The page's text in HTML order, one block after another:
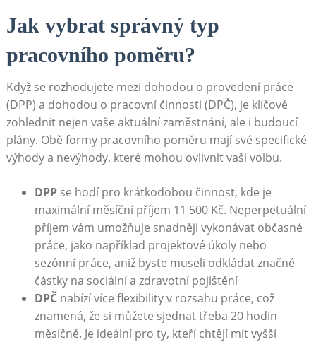
Jak vybrat správný typ
pracovního poměru?
Když se rozhodujete mezi dohodou o provedení práce
(DPP) a dohodou o pracovní činnosti (DPČ), je klíčové
zohlednit nejen vaše aktuální zaměstnání, ale i budoucí
plány. Obě formy pracovního poměru mají své specifické
výhody a nevýhody, které mohou ovlivnit vaši volbu.
DPPse hodí pro krátkodobou činnost, kde je
maximální měsíční příjem 11 500 Kč. Neperpetuální
příjem vám umožňuje snadněji vykonávat občasné
práce, jako například projektové úkoly nebo
sezónní práce, aniž byste museli odkládat značné
částky na sociální a zdravotní pojištění
DPČnabízí více flexibility v rozsahu práce, což
znamená, že si můžete sjednat třeba 20 hodin
měsíčně. Je ideální pro ty, kteří chtějí mít vyšší